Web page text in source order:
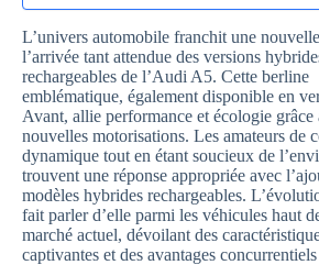
L’univers automobile franchit une
l’arrivée tant attendue des versions
rechargeables de l’Audi A5. Cette berline
emblématique, également disponible en
Avant, allie performance et écologie grâce
nouvelles motorisations. Les amateurs de
dynamique tout en étant soucieux de
trouvent une réponse appropriée avec
modèles hybrides rechargeables.
fait parler d’elle parmi les véhicules haut
marché actuel, dévoilant des
captivantes et des avantages